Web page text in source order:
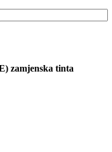
zamjenska tinta